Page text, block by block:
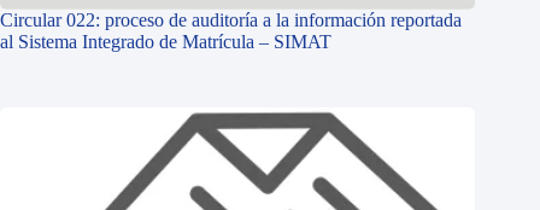
Circular 022: proceso de auditoría a la información reportada
al Sistema Integrado de Matrícula – SIMAT